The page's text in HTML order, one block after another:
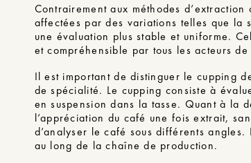
Contrairement aux méthodes
affectées par des variations telles que la
une évaluation plus stable et uniforme.
et compréhensible par tous les acteurs
Il est important de distinguer le cupping
de spécialité. Le cupping consiste à
en suspension dans la tasse. Quant à la
l’appréciation du café une fois extrait,
d’analyser le café sous différents
au long de la chaîne de production.